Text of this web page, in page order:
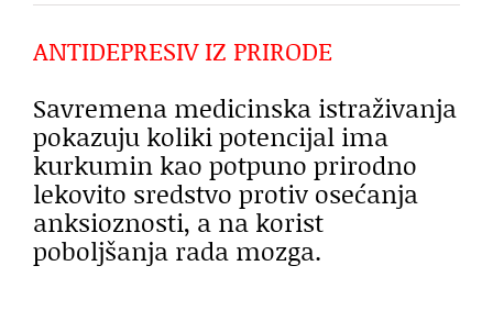
ANTIDEPRESIV IZ PRIRODE
Savremena medicinska istraživanja
pokazuju koliki potencijal ima
kurkumin kao potpuno prirodno
lekovito sredstvo protiv osećanja
anksioznosti, a na korist
poboljšanja rada mozga.